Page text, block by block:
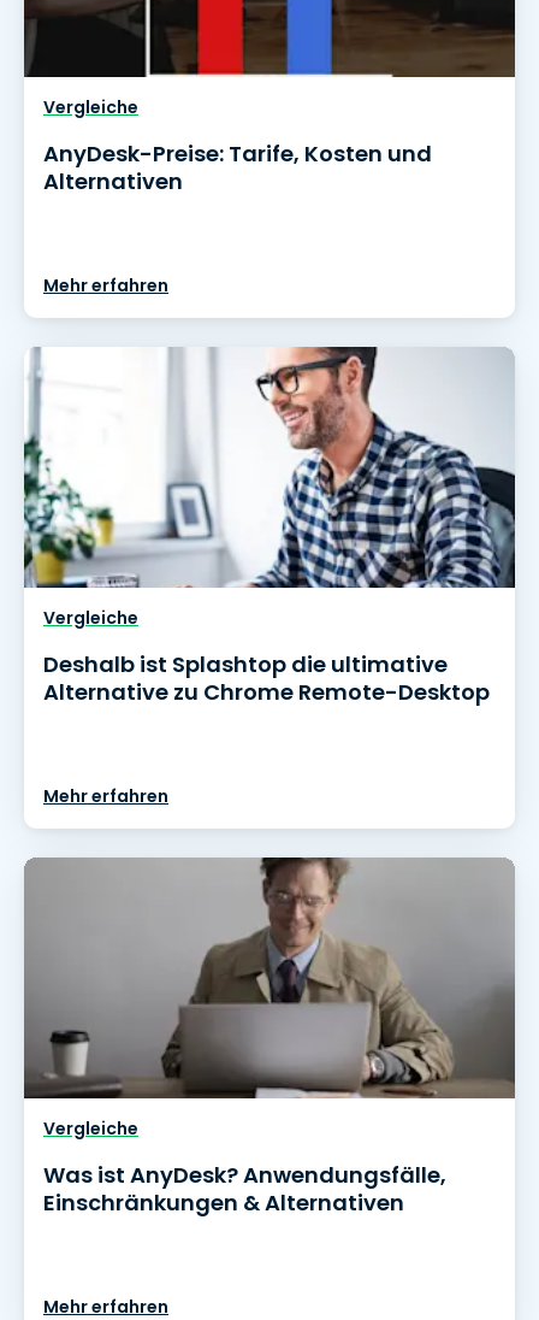
Vergleiche
AnyDesk-Preise: Tarife, Kosten und
Alternativen
Mehr erfahren
Vergleiche
Deshalb ist Splashtop die ultimative
Alternative zu Chrome Remote-Desktop
Mehr erfahren
Vergleiche
Was ist AnyDesk? Anwendungsfälle,
Einschränkungen & Alternativen
Mehr erfahren